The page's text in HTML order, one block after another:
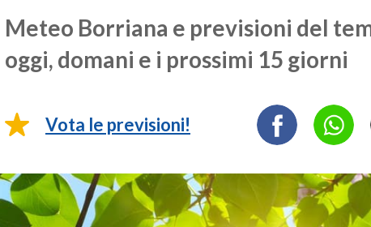
Meteo Borriana e previsioni del
oggi, domani e i prossimi 15 giorni
Vota le previsioni!